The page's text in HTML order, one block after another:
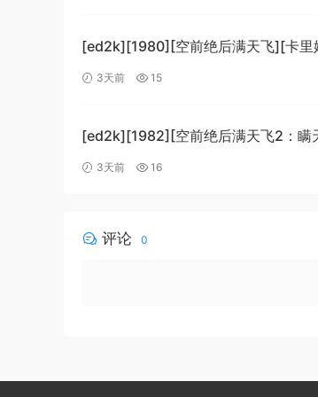
[ed2k][1980][空前绝后满天飞][卡里
劳埃德·布里吉斯][喜剧][简繁英字幕
3天前 15
[ed2k][1982][空前绝后满天飞2：瞒
哈格蒂/罗伯特·海斯][喜剧/科幻][中文
3天前 16
评论 0